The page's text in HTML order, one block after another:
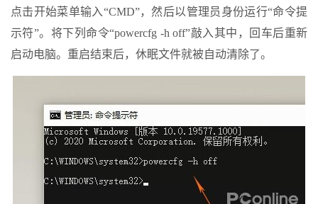
点击开始菜单输入“CMD”，然后以管理员身份运行“命令提
示符”。将下列命令“powercfg -h off”敲入其中，回车后重新
启动电脑。重启结束后，休眠文件就被自动清除了。